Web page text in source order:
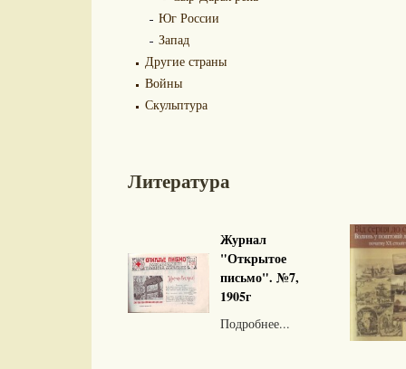
Юг России
Запад
Другие страны
Войны
Скульптура
Литература
Журнал
"Открытое
письмо". №7,
1905г
Подробнее...